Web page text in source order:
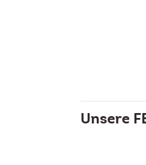
Unsere